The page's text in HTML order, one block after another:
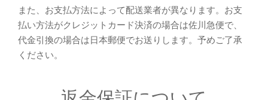
また、お支払方法によって配送業者が異なります。お支
払い方法がクレジットカード決済の場合は佐川急便で、
代金引換の場合は日本郵便でお送りします。予めご了承
ください。